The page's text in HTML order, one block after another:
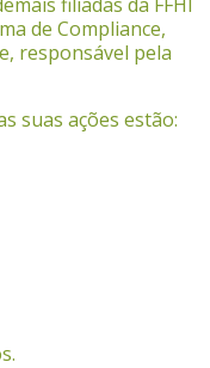
de Compliance,
responsável pela
suas ações estão: